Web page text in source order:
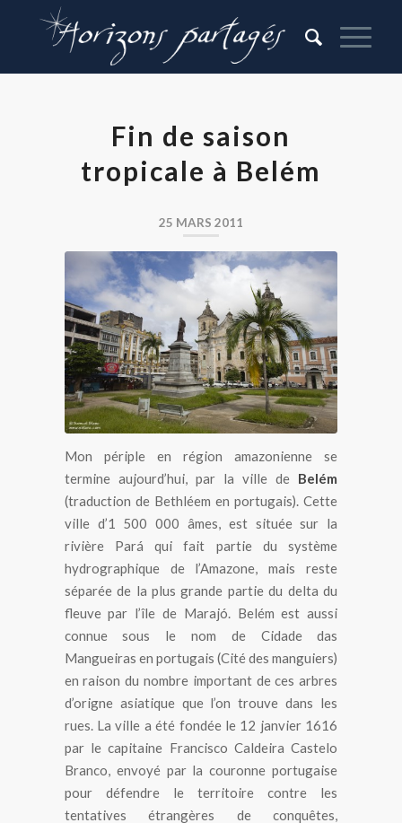
Fin de saison
tropicale à Belém
25 MARS 2011
Belém au Brésil
Mon périple en région amazonienne se
termine aujourd’hui, par la ville de Belém
(traduction de Bethléem en portugais). Cette
ville d’1 500 000 âmes, est située sur la
rivière Pará qui fait partie du système
hydrographique de l’Amazone, mais reste
séparée de la plus grande partie du delta du
fleuve par l’île de Marajó. Belém est aussi
connue sous le nom de Cidade das
Mangueiras en portugais (Cité des manguiers)
en raison du nombre important de ces arbres
d’origne asiatique que l’on trouve dans les
rues. La ville a été fondée le 12 janvier 1616
par le capitaine Francisco Caldeira Castelo
Branco, envoyé par la couronne portugaise
pour défendre le territoire contre les
tentatives étrangères de conquêtes,